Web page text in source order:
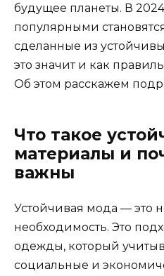
будущее планеты. В
популярными
сделанные из
это значит и как
Об этом расскажем
Что такое
материалы и
важны
Устойчивая мода — это
необходимость. Это
одежды, который
социальные и